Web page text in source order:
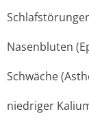
Nasenbluten
Schwäche
niedriger